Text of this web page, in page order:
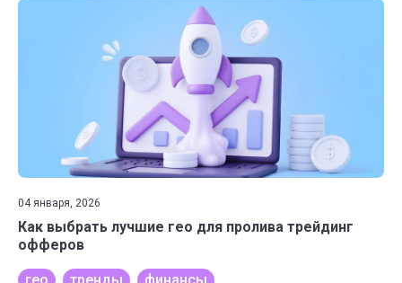
04 января, 2026
Как выбрать лучшие гео для пролива трейдинг
офферов